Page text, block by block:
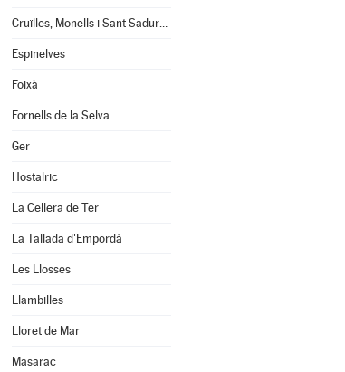
Cruïlles, Monells i Sant Sadurní de l'Heura
Espinelves
Foixà
Fornells de la Selva
Ger
Hostalric
La Cellera de Ter
La Tallada d'Empordà
Les Llosses
Llambilles
Lloret de Mar
Masarac